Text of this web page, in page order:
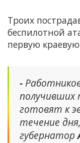
Троих
беспилотной
первую
-
получивших
готовят к
течение
губернатор